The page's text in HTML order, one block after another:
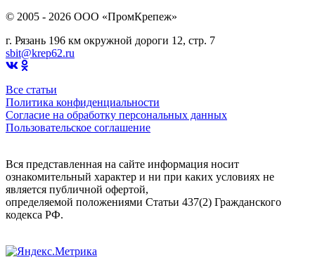
© 2005 - 2026 OOO «ПромКрепеж»
г. Рязань 196 км окружной дороги 12, стр. 7
sbit@krep62.ru
Все статьи
Политика конфиденциальности
Согласие на обработку персональных данных
Пользовательское соглашение
Вся представленная на сайте информация носит
ознакомительный характер и ни при каких условиях не
является публичной офертой,
определяемой положениями Статьи 437(2) Гражданского
кодекса РФ.